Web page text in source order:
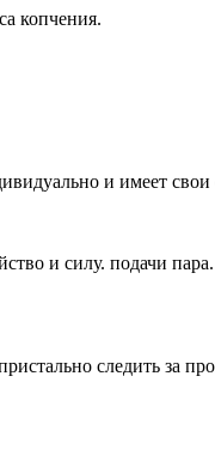
копчения.
и имеет свои
и силу. подачи
следить за